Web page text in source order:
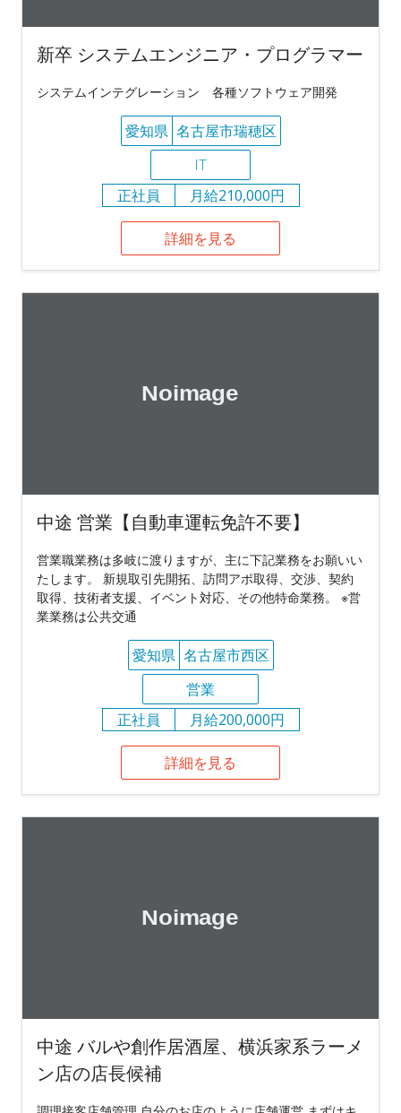
新卒 システムエンジニア・プログラマー
システムインテグレーション 各種ソフトウェア開発
愛知県 名古屋市瑞穂区
IT
正社員
月給210,000円
詳細を見る
中途 営業【自動車運転免許不要】
営業職業務は多岐に渡りますが、主に下記業務をお願いい
たします。 新規取引先開拓、訪問アポ取得、交渉、契約
取得、技術者支援、イベント対応、その他特命業務。 ※営
業業務は公共交通
愛知県 名古屋市西区
営業
正社員
月給200,000円
詳細を見る
中途 バルや創作居酒屋、横浜家系ラーメ
ン店の店長候補